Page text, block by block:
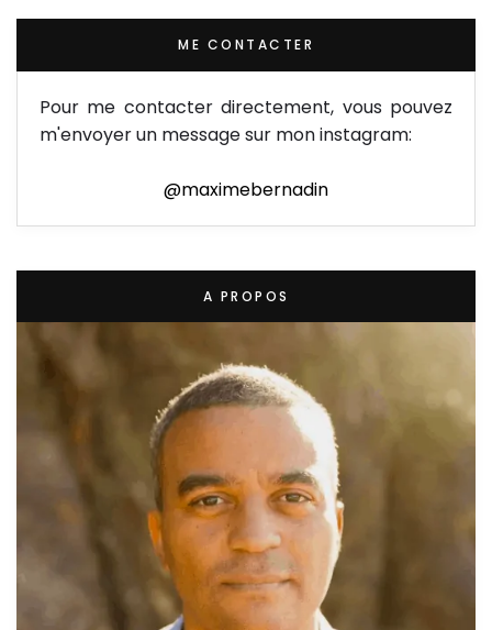
ME CONTACTER
Pour me contacter directement, vous pouvez
m'envoyer un message sur mon instagram:
@maximebernadin
A PROPOS